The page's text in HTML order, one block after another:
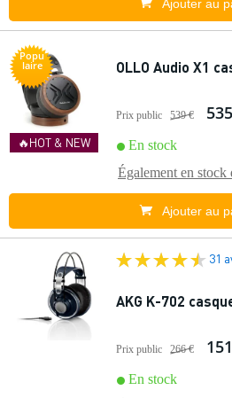
Ajouter au
Popu
laire
🔥HOT & NEW
OLLO Audio X1
Prix public 539 €
En stock
Également en stock
Ajouter au
31
AKG K-702
Prix public 266 €
En stock